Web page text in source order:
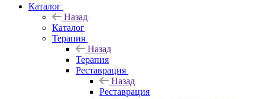
Каталог
Назад
Каталог
Терапия
Назад
Терапия
Реставрация
Назад
Реставрация